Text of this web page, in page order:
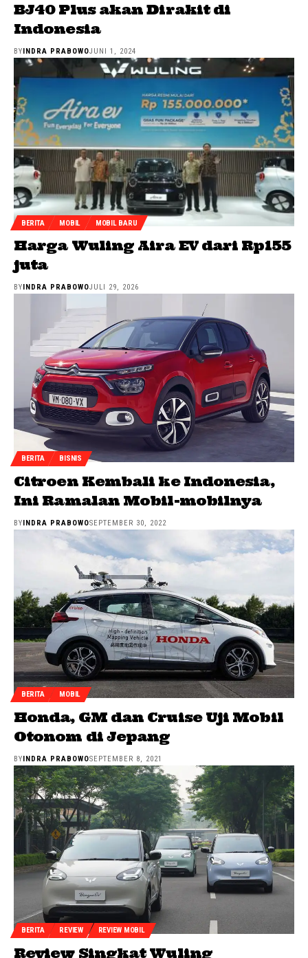
BJ40 Plus akan Dirakit di
Indonesia
BY INDRA PRABOWOJUNI 1, 2024
BERITA MOBIL MOBIL BARU
Harga Wuling Aira EV dari Rp155
juta
BY INDRA PRABOWOJULI 29, 2026
BERITA BISNIS
Citroen Kembali ke Indonesia,
Ini Ramalan Mobil-mobilnya
BYINDRA PRABOWOSEPTEMBER 30, 2022
BERITA MOBIL
Honda, GM dan Cruise Uji Mobil
Otonom di Jepang
BYINDRA PRABOWOSEPTEMBER 8, 2021
BERITA REVIEW REVIEW MOBIL
Review Singkat Wuling